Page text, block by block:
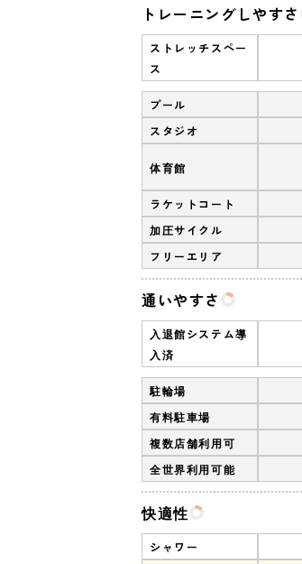
トレーニングしやすさ
ストレッチスペー
ス
プール
スタジオ
体育館
ラケットコート
加圧サイクル
フリーエリア
通いやすさ
入退館システム導
入済
駐輪場
有料駐車場
複数店舗利用可
全世界利用可能
快適性
シャワー